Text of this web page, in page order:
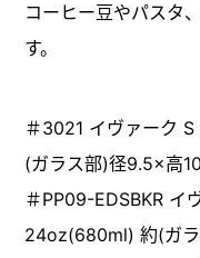
コーヒー豆やパスタ
す。
＃3021 イヴァーク
(ガラス部)径9.5×高
＃PP09-EDSBKR イ
24oz(680ml) 約(ガ